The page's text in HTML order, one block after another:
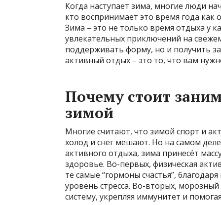
Когда наступает зима, многие люди
кто воспринимает это время года
Зима – это не только время отдыха у
увлекательных приключений на
поддерживать форму, но и получить
активный отдых – это то, что вам
Почему стоит
зимой
Многие считают, что зимой спорт и
холод и снег мешают. Но на самом
активного отдыха, зима принесёт
здоровье. Во-первых, физическая
те самые “гормоны счастья”,
уровень стресса. Во-вторых,
систему, укрепляя иммунитет и